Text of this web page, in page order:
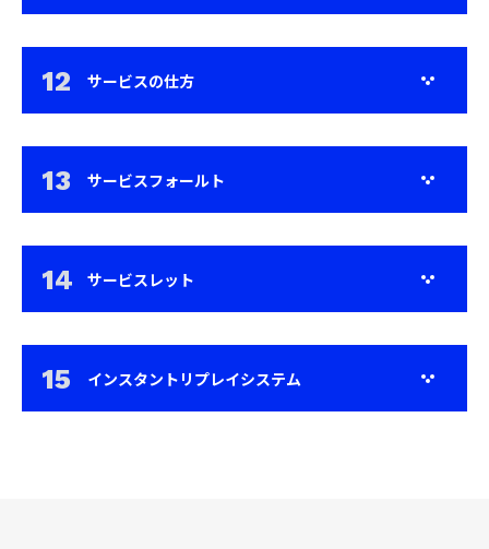
サービスの仕方
サービスフォールト
サービスレット
インスタントリプレイシステム